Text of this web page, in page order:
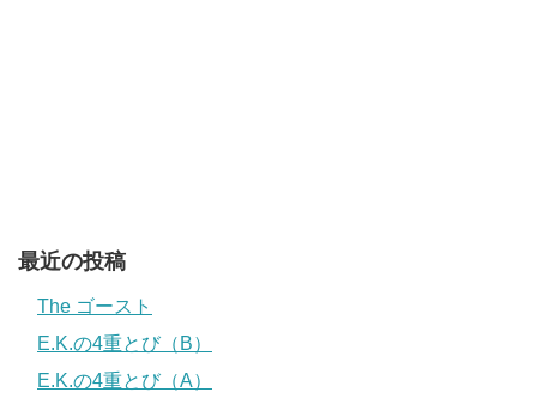
最近の投稿
The ゴースト
E.K.の4重とび（B）
E.K.の4重とび（A）